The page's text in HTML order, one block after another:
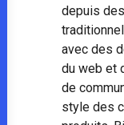
depuis
avec des
du web et
de
style des